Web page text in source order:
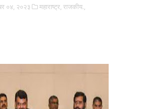
०४, २०२३ महाराष्ट्र, राजकीय.,